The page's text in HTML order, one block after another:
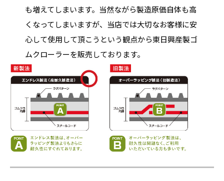
も増えてしまいます。当然ながら製造原価自体も高
くなってしまいますが、当店では大切なお客様に安
心して使用して頂こうという観点から東日興産製ゴ
ムクローラーを販売しております。